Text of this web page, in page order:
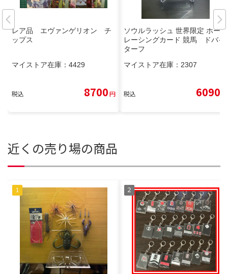
レア品 エヴァンゲリオン チ
ップス
マイストア在庫： 4429
税込 8700円
ソウルラッシュ 世界限定 ホース
レーシングカード 競馬 ドバイ
ターフ
マイストア在庫： 2307
税込 6090
近くの売り場の商品